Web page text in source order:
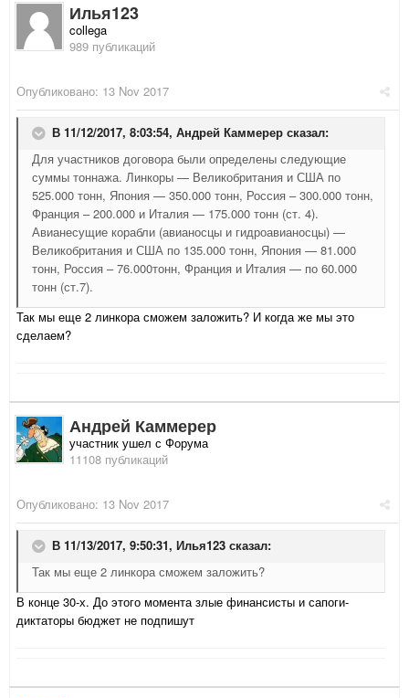
Илья123
collega
989 публикаций
Опубликовано: 13 Nov 2017
В 11/12/2017, 8:03:54, Андрей Каммерер сказал:
Для участников договора были определены следующие
суммы тоннажа. Линкоры — Великобритания и США по
525.000 тонн, Япония — 350.000 тонн, Россия – 300.000 тонн,
Франция – 200.000 и Италия — 175.000 тонн (ст. 4).
Авианесущие корабли (авианосцы и гидроавианосцы) —
Великобритания и США по 135.000 тонн, Япония — 81.000
тонн, Россия – 76.000тонн, Франция и Италия — по 60.000
тонн (ст.7).
Так мы еще 2 линкора сможем заложить? И когда же мы это
сделаем?
Андрей Каммерер
участник ушел с Форума
11108 публикаций
Опубликовано: 13 Nov 2017
В 11/13/2017, 9:50:31, Илья123 сказал:
Так мы еще 2 линкора сможем заложить?
В конце 30-х. До этого момента злые финансисты и сапоги-
диктаторы бюджет не подпишут